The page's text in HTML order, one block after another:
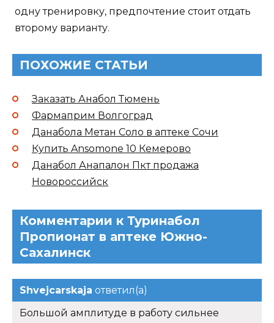
одну тренировку, предпочтение стоит отдать
второму варианту.
ПОХОЖИЕ СТАТЬИ
Заказать Анабол Тюмень
Фармаприм Волгоград
Данабола Метан Соло в аптеке Сочи
Купить Ansomone 10 Кемерово
Данабол Анапалон Пкт продажа
Новороссийск
Комментарии к Туринабол
Пропионат в аптеке Южно-
Сахалинск
Shvejcarskaja ответил(а)
Большой амплитуде в работу сильнее